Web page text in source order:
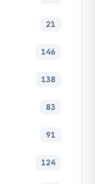
21
146
138
83
91
124